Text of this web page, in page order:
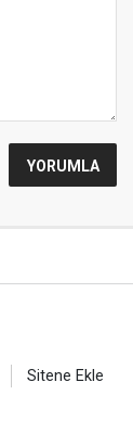
Sitene Ekle